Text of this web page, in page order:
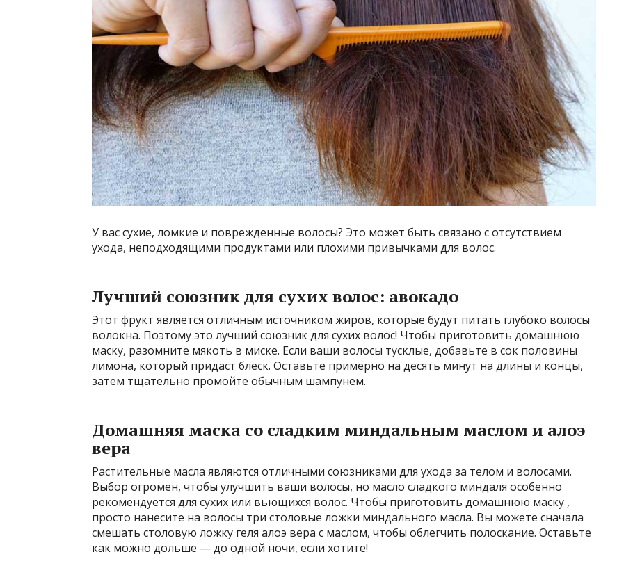
У вас сухие, ломкие и поврежденные волосы? Это может быть связано с отсутствием
ухода, неподходящими продуктами или плохими привычками для волос.
Лучший союзник для сухих волос: авокадо
Этот фрукт является отличным источником жиров, которые будут питать глубоко волосы
волокна. Поэтому это лучший союзник для сухих волос! Чтобы приготовить домашнюю
маску, разомните мякоть в миске. Если ваши волосы тусклые, добавьте в сок половины
лимона, который придаст блеск. Оставьте примерно на десять минут на длины и концы,
затем тщательно промойте обычным шампунем.
Домашняя маска со сладким миндальным маслом и алоэ
вера
Растительные масла являются отличными союзниками для ухода за телом и волосами.
Выбор огромен, чтобы улучшить ваши волосы, но масло сладкого миндаля особенно
рекомендуется для сухих или вьющихся волос. Чтобы приготовить домашнюю маску ,
просто нанесите на волосы три столовые ложки миндального масла. Вы можете сначала
смешать столовую ложку геля алоэ вера с маслом, чтобы облегчить полоскание. Оставьте
как можно дольше — до одной ночи, если хотите!